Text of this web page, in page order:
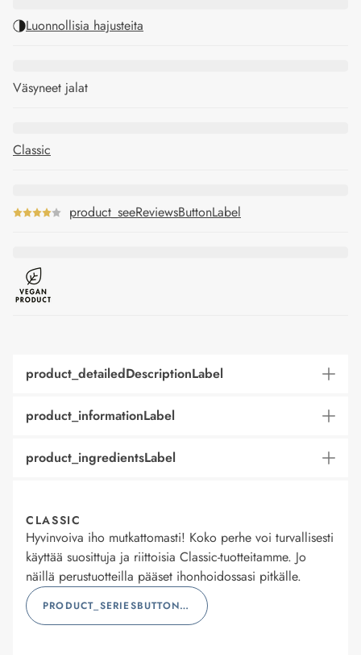
Luonnollisia hajusteita
Väsyneet jalat
Classic
product_seeReviewsButtonLabel
product_detailedDescriptionLabel
product_informationLabel
product_ingredientsLabel
CLASSIC
Hyvinvoiva iho mutkattomasti! Koko perhe voi turvallisesti
käyttää suosittuja ja riittoisia Classic-tuotteitamme. Jo
näillä perustuotteilla pääset ihonhoidossasi pitkälle.
PRODUCT_SERIESBUTTONLABEL